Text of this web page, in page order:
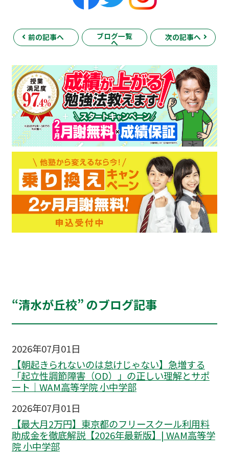
前の記事へ ブログ一覧
へ
次の記事へ
“清水が丘校” のブログ記事
2026年07月01日
【朝起きられないのは怠けじゃない】急増する
「起立性調節障害（OD）」の正しい理解とサポ
ート｜WAM高等学院 小中学部
2026年07月01日
【最大月2万円】東京都のフリースクール利用料
助成金を徹底解説【2026年最新版】| WAM高等学
院 小中学部